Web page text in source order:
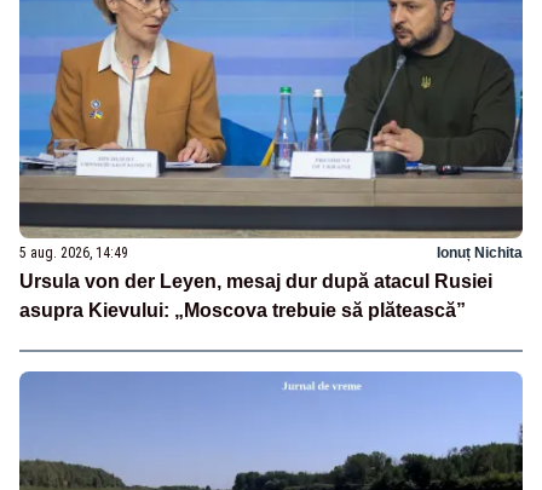
5 aug. 2026, 14:49 Ionuț Nichita
Ursula von der Leyen, mesaj dur după atacul Rusiei
asupra Kievului: „Moscova trebuie să plătească”